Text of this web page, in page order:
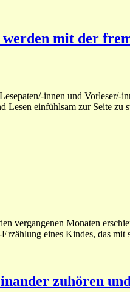
mit der
innen und
einfühlsam zur Seite
vergangenen Monaten
eines Kindes, das
zuhören